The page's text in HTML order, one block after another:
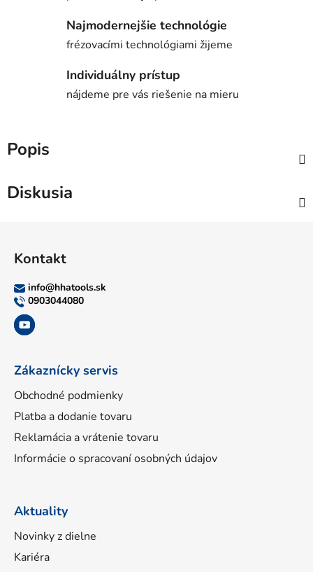
Najmodernejšie technológie
frézovacími technológiami žijeme
Individuálny prístup
nájdeme pre vás riešenie na mieru
Popis
Diskusia
Kontakt
info@hhatools.sk
0903044080
Zákaznícky servis
Obchodné podmienky
Platba a dodanie tovaru
Reklamácia a vrátenie tovaru
Informácie o spracovaní osobných údajov
Aktuality
Novinky z dielne
Kariéra